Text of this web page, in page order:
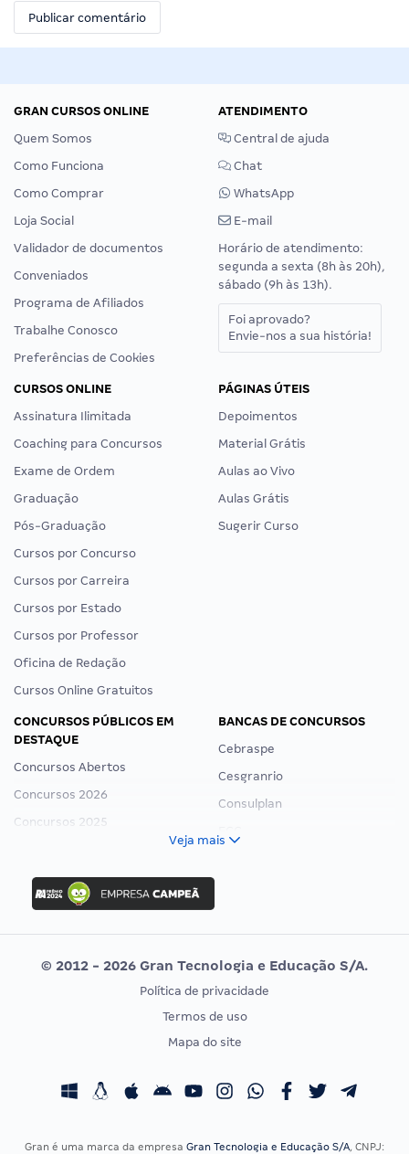
GRAN CURSOS ONLINE
Quem Somos
Como Funciona
Como Comprar
Loja Social
Validador de documentos
Conveniados
Programa de Afiliados
Trabalhe Conosco
Preferências de Cookies
ATENDIMENTO
Central de ajuda
Chat
WhatsApp
E-mail
Horário de atendimento:
segunda a sexta (8h às 20h),
sábado (9h às 13h).
Foi aprovado?
Envie-nos a sua história!
CURSOS ONLINE
Assinatura Ilimitada
Coaching para Concursos
Exame de Ordem
Graduação
Pós-Graduação
Cursos por Concurso
Cursos por Carreira
Cursos por Estado
Cursos por Professor
Oficina de Redação
Cursos Online Gratuitos
PÁGINAS ÚTEIS
Depoimentos
Material Grátis
Aulas ao Vivo
Aulas Grátis
Sugerir Curso
CONCURSOS PÚBLICOS EM
DESTAQUE
Concursos Abertos
Concursos 2026
Concursos 2025
Concurso Ibama
Concurso MPU
Editais publicados
BANCAS DE CONCURSOS
Cebraspe
Cesgranrio
Consulplan
Vunesp
CONCURSOS POR PROFISSÃO
Concursos Fiscais
EXAME DE ORDEM
Calendário OAB
Veja mais
© 2012 - 2026 Gran Tecnologia e Educação S/A.
Política de privacidade
Termos de uso
Mapa do site
Gran é uma marca da empresa Gran Tecnologia e Educação S/A, CNPJ: